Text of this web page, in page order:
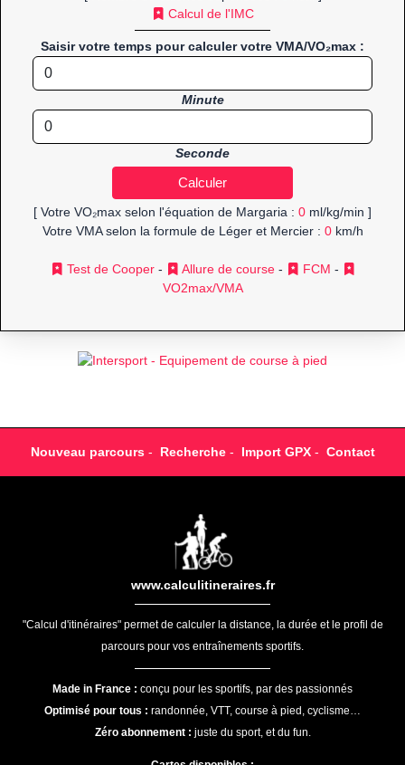
Calcul de l'IMC
Saisir votre temps pour calculer votre VMA/VO₂max :
Minute
Seconde
[ Votre VO₂max selon l'équation de Margaria : 0 ml/kg/min ]
Votre VMA selon la formule de Léger et Mercier : 0km/h
Test de Cooper- Allure de course- FCM -
VO2max/VMA
Nouveau parcours- Recherche- Import GPX- Contact
www.calculitineraires.fr
"Calcul d'itinéraires" permet de calculer la distance, la durée et le profil de
parcours pour vos entraînements sportifs.
Made in France : conçu pour les sportifs, par des passionnés
Optimisé pour tous : randonnée, VTT, course à pied, cyclisme…
Zéro abonnement : juste du sport, et du fun.